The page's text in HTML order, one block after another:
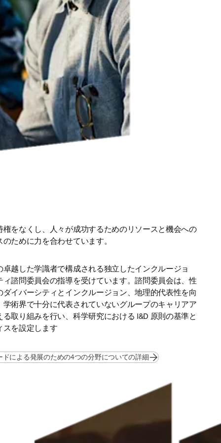
権をなくし、人々が成功するためのリソースと機会への
ために力を合わせています。
越した学識者で構成される独立したインクルージョ
ィ諮問委員会の指導を受けています。諮問委員会は、性
ダイバーシティとインクルージョン、地理的代表性を向
学術界で十分に代表されていないグループのキャリアア
取り組みを行い、科学研究における I&D 原則の基準と
スを設定します
による発展のための4つの分野についての詳細